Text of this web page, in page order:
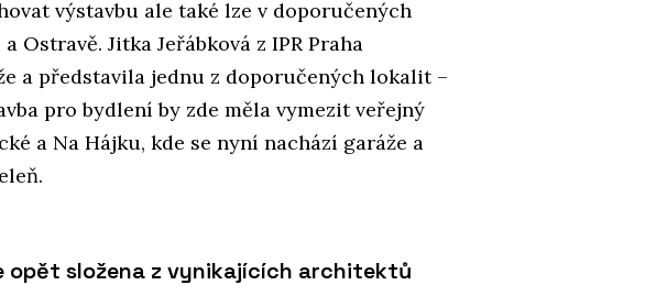
výstavbu ale také lze v doporučených
Ostravě. Jitka Jeřábková z IPR Praha
a představila jednu z doporučených lokalit –
pro bydlení by zde měla vymezit veřejný
a Na Hájku, kde se nyní nachází garáže a
opět složena z vynikajících architektů